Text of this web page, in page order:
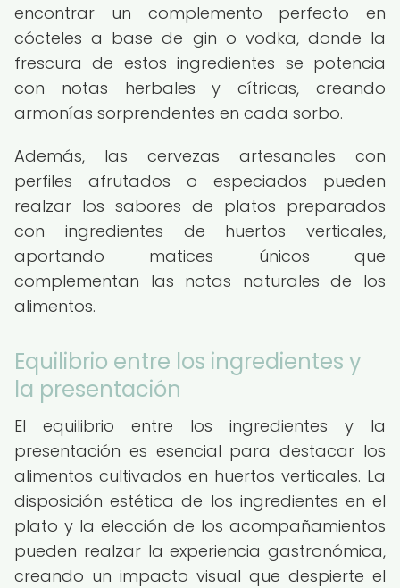
encontrar un complemento perfecto en
cócteles a base de gin o vodka, donde la
frescura de estos ingredientes se potencia
con notas herbales y cítricas, creando
armonías sorprendentes en cada sorbo.
Además, las cervezas artesanales con
perfiles afrutados o especiados pueden
realzar los sabores de platos preparados
con ingredientes de huertos verticales,
aportando matices únicos que
complementan las notas naturales de los
alimentos.
Equilibrio entre los ingredientes y
la presentación
El equilibrio entre los ingredientes y la
presentación es esencial para destacar los
alimentos cultivados en huertos verticales. La
disposición estética de los ingredientes en el
plato y la elección de los acompañamientos
pueden realzar la experiencia gastronómica,
creando un impacto visual que despierte el